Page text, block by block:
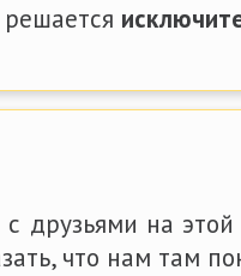
друзьями на
что нам там